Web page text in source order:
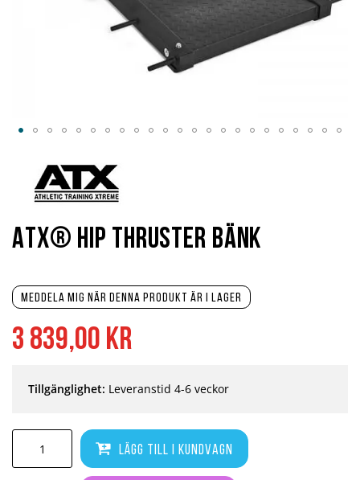
3 839,00 kr
Meddela mig när denna produkt är i lager
Lägg till i kundvagn
Tillgänglighet: Leveranstid 4-6 veckor
ATX® Hip Thruster Bänk
början
bildgalleriet